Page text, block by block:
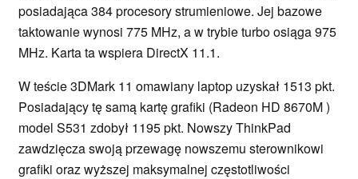
posiadająca 384 procesory strumieniowe. Jej bazowe
taktowanie wynosi 775 MHz, a w trybie turbo osiąga 975
MHz. Karta ta wspiera DirectX 11.1.
W teście 3DMark 11 omawiany laptop uzyskał 1513 pkt.
Posiadający tę samą kartę grafiki (Radeon HD 8670M )
model S531 zdobył 1195 pkt. Nowszy ThinkPad
zawdzięcza swoją przewagę nowszemu sterownikowi
grafiki oraz wyższej maksymalnej częstotliwości